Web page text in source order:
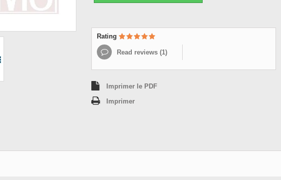
Rating
Read reviews (1)
Imprimer le PDF
Imprimer